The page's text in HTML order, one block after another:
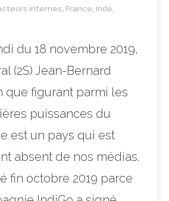
internes France Inde
du 18 novembre 2019,
(2S) Jean-Bernard
que figurant parmi les
puissances du
est un pays qui est
absent de nos médias.
fin octobre 2019 parce